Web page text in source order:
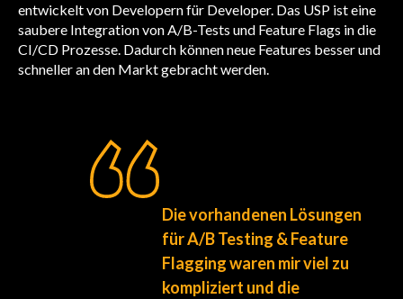
entwickelt von Developern für Developer. Das USP ist eine
saubere Integration von A/B-Tests und Feature Flags in die
CI/CD Prozesse. Dadurch können neue Features besser und
schneller an den Markt gebracht werden.
Die vorhandenen Lösungen
für A/B Testing & Feature
Flagging waren mir viel zu
kompliziert und die